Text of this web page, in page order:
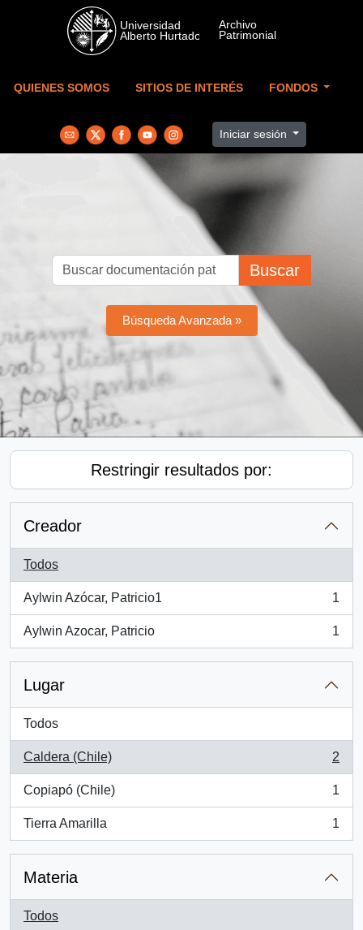
Skip to main content
QUIENES SOMOS SITIOS DE INTERÉS FONDOS
Iniciar sesión
Buscar
Búsqueda Avanzada »
Restringir resultados por:
Creador
Todos
Aylwin Azócar, Patricio1
, 1 resultados
1
Aylwin Azocar, Patricio
, 1 resultados
1
Lugar
Todos
Caldera (Chile)
, 2 resultados
2
Copiapó (Chile)
, 1 resultados
1
Tierra Amarilla
, 1 resultados
1
Materia
Todos